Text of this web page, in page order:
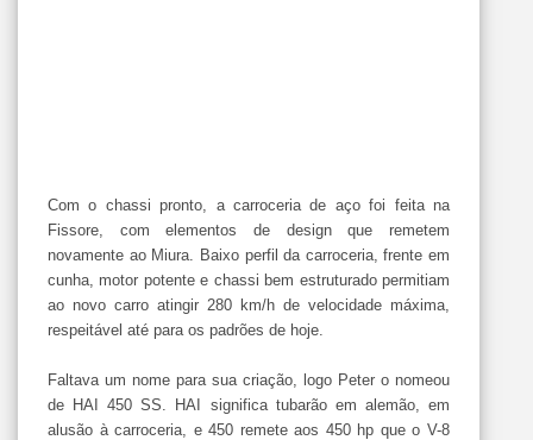
Com o chassi pronto, a carroceria de aço foi feita na
Fissore, com elementos de design que remetem
novamente ao Miura. Baixo perfil da carroceria, frente em
cunha, motor potente e chassi bem estruturado permitiam
ao novo carro atingir 280 km/h de velocidade máxima,
respeitável até para os padrões de hoje.
Faltava um nome para sua criação, logo Peter o nomeou
de HAI 450 SS. HAI significa tubarão em alemão, em
alusão à carroceria, e 450 remete aos 450 hp que o V-8